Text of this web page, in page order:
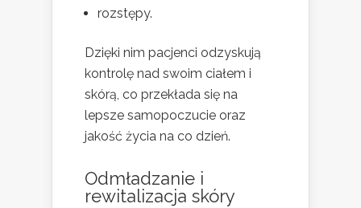
rozstępy.
Dzięki nim pacjenci odzyskują
kontrolę nad swoim ciałem i
skórą, co przekłada się na
lepsze samopoczucie oraz
jakość życia na co dzień.
Odmładzanie i
rewitalizacja skóry